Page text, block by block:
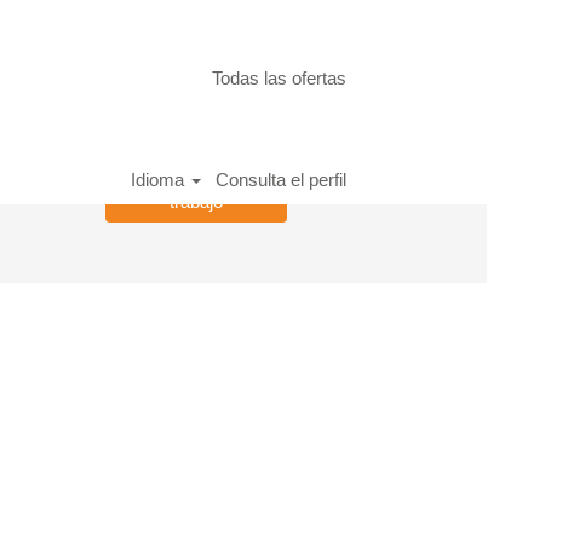
Todas las ofertas
Idioma Consulta el perfil